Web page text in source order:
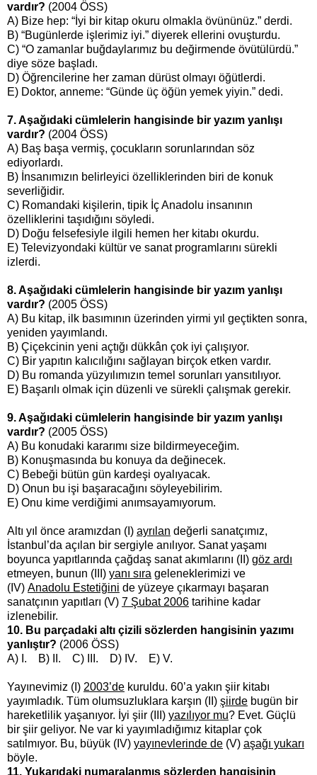
vardır? (2004 ÖSS)
A) Bize hep: “İyi bir kitap okuru olmakla övününüz.” derdi.
B) “Bugünlerde işlerimiz iyi.” diyerek ellerini ovuşturdu.
C) “O zamanlar buğdaylarımız bu değirmende övütülürdü.”
diye söze başladı.
D) Öğrencilerine her zaman dürüst olmayı öğütlerdi.
E) Doktor, anneme: “Günde üç öğün yemek yiyin.” dedi.
7. Aşağıdaki cümlelerin hangisinde bir yazım yanlışı
vardır? (2004 ÖSS)
A) Baş başa vermiş, çocukların sorunlarından söz
ediyorlardı.
B) İnsanımızın belirleyici özelliklerinden biri de konuk
severliğidir.
C) Romandaki kişilerin, tipik İç Anadolu insanının
özelliklerini taşıdığını söyledi.
D) Doğu felsefesiyle ilgili hemen her kitabı okurdu.
E) Televizyondaki kültür ve sanat programlarını sürekli
izlerdi.
8. Aşağıdaki cümlelerin hangisinde bir yazım yanlışı
vardır? (2005 ÖSS)
A) Bu kitap, ilk basımının üzerinden yirmi yıl geçtikten sonra,
yeniden yayımlandı.
B) Çiçekcinin yeni açtığı dükkân çok iyi çalışıyor.
C) Bir yapıtın kalıcılığını sağlayan birçok etken vardır.
D) Bu romanda yüzyılımızın temel sorunları yansıtılıyor.
E) Başarılı olmak için düzenli ve sürekli çalışmak gerekir.
9. Aşağıdaki cümlelerin hangisinde bir yazım yanlışı
vardır? (2005 ÖSS)
A) Bu konudaki kararımı size bildirmeyeceğim.
B) Konuşmasında bu konuya da değinecek.
C) Bebeği bütün gün kardeşi oyalıyacak.
D) Onun bu işi başaracağını söyleyebilirim.
E) Onu kime verdiğimi anımsayamıyorum.
Altı yıl önce aramızdan (I) ayrılan değerli sanatçımız,
İstanbul’da açılan bir sergiyle anılıyor. Sanat yaşamı
boyunca yapıtlarında çağdaş sanat akımlarını (II) göz ardı
etmeyen, bunun (III) yanı sıra geleneklerimizi ve
(IV) Anadolu Estetiğini de yüzeye çıkarmayı başaran
sanatçının yapıtları (V) 7 Şubat 2006 tarihine kadar
izlenebilir.
10. Bu parçadaki altı çizili sözlerden hangisinin yazımı
yanlıştır? (2006 ÖSS)
A) I. B) II. C) III. D) IV. E) V.
Yayınevimiz (I) 2003’de kuruldu. 60’a yakın şiir kitabı
yayımladık. Tüm olumsuzluklara karşın (II) şiirde bugün bir
hareketlilik yaşanıyor. İyi şiir (III) yazılıyor mu? Evet. Güçlü
bir şiir geliyor. Ne var ki yayımladığımız kitaplar çok
satılmıyor. Bu, büyük (IV) yayınevlerinde de (V) aşağı yukarı
böyle.
11. Yukarıdaki numaralanmış sözlerden hangisinin